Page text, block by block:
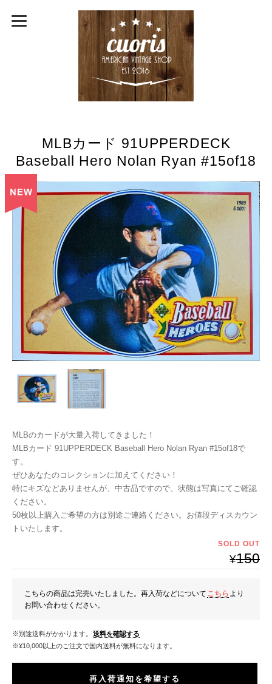
MLBカード 91UPPERDECK
Baseball Hero Nolan Ryan #15of18
MLBのカードが大量入荷してきました！
MLBカード 91UPPERDECK Baseball Hero Nolan Ryan #15of18で
す。
ぜひあなたのコレクションに加えてください！
特にキズなどありませんが、中古品ですので、状態は写真にてご確認
ください。
50枚以上購入ご希望の方は別途ご連絡ください。お値段ディスカウン
トいたします。
SOLD OUT
¥150
こちらの商品は完売いたしました。再入荷などについて こちら より
お問い合わせください。
※別途送料がかかります。 送料を確認する
※¥10,000以上のご注文で国内送料が無料になります。
再入荷通知を希望する